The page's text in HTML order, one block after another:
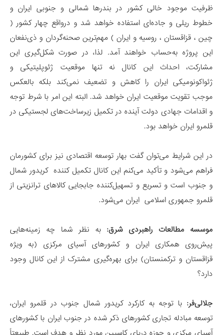
ظرفیت موجود خالی کشور در بندرها شمالی و جنوبی ایران و
خطوط ریلی و جاده‌ای استفاده خواهد شد و درواقع چهار کشور (
چین ، قزاقستان ، روسیه و ایران ) مهم‌ترین صحنه‌گردان و ذی‌نفعان
این پروژه به‌حساب خواهند آمد. لذا، در صورت شکل‌گیری این
مشارکت، احداث این کانال نه تنها موقعیت ژئوپلیتیکی و
ژئواکونومیکی ایران را کاهش و تضعیف نمی‌کند بلکه بالعکس
موجب تقویت موقعیت ایران خواهد شد. البته این امر با شرط توجه
و اقدامات جهادی دولت آینده در تکمیل زیرساخت‌های لجستیکی در
قلمرو ایران خواهد بود.
در این شرایط می‌توان گفت بهار توسعه اقتصادی نیز برای کشورمان
فراهم می‌شود و تأکید می‌کنم این کانال تکمیل کننده کریدور شمال
و جنوب است و تسریع و تسهیل‌کننده جابجایی کالاهای ترانزیتی از
قلمرو جمهوری اسلامی ایران می‌شود.
موسسه مطالعات راهبردی شرق: به نظر شما چه زمینه‌هایی
پیش‌روی همکاری ایران و کشورهای آسیای مرکزی (به ویژه
قزاقستان و ترکمنستان) برای بهره‌گیری مشترک از این کانال وجود
دارد؟
جلالی‌فر: با توجه به کارکرد کریدور شمال جنوب در قلمرو ایران،
توسعه مبادله تجاری کشورهای ذکر شده در جنوب ایران با کشورهای